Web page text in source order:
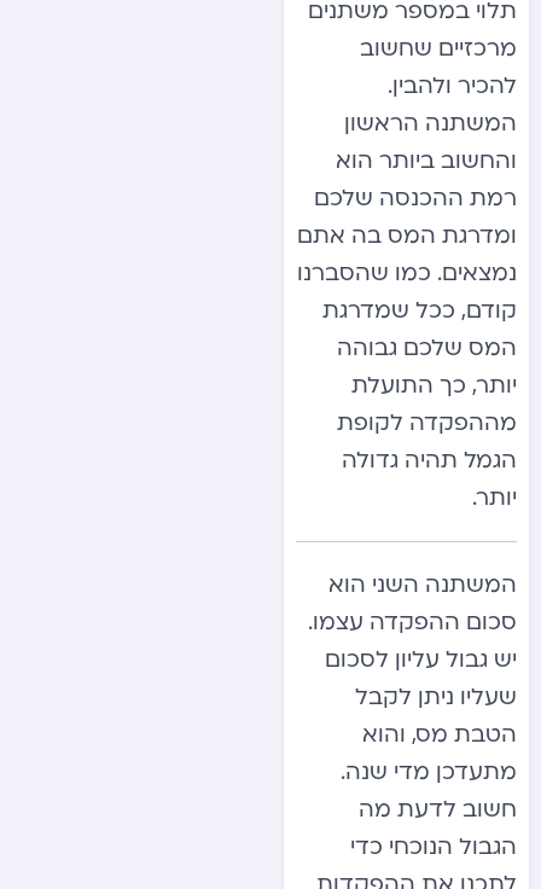
תלוי במספר משתנים
מרכזיים שחשוב
להכיר ולהבין.
המשתנה הראשון
והחשוב ביותר הוא
רמת ההכנסה שלכם
ומדרגת המס בה אתם
נמצאים. כמו שהסברנו
קודם, ככל שמדרגת
המס שלכם גבוהה
יותר, כך התועלת
מההפקדה לקופת
הגמל תהיה גדולה
יותר.
המשתנה השני הוא
סכום ההפקדה עצמו.
יש גבול עליון לסכום
שעליו ניתן לקבל
הטבת מס, והוא
מתעדכן מדי שנה.
חשוב לדעת מה
הגבול הנוכחי כדי